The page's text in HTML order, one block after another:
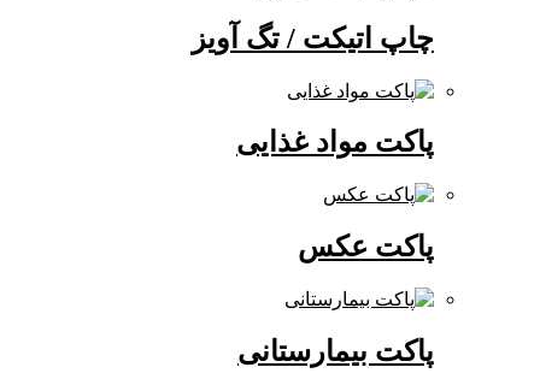
چاپ اتیکت / تگ آویز
پاکت مواد غذایی
پاکت عکس
پاکت بیمارستانی